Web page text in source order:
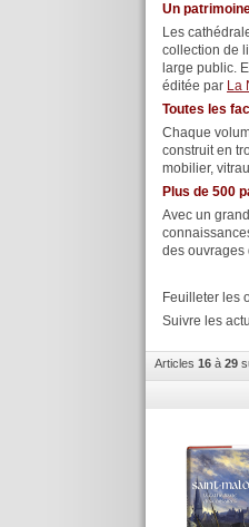
Un
Les
collection de
large public.
éditée par La
Toutes les
Chaque
construit en
mobilier,
Plus de 500
Avec un
des ouvrages
Feuilleter les
Suivre les
Articles 16 à 29